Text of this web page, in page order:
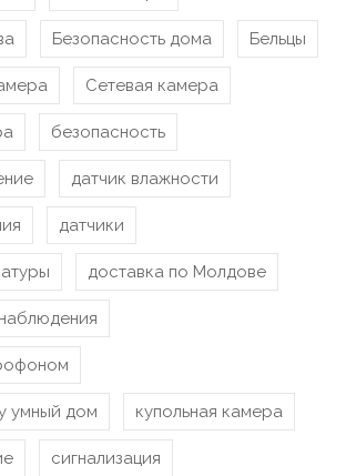
Безопасность дома Бельцы
Сетевая камера
безопасность
датчик влажности
датчики
доставка по Молдове
умный дом купольная камера
сигнализация